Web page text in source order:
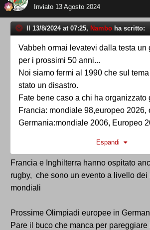
Inviato 13 Agosto 2024
Il 13/8/2024 at 07:25, Nambo ha scritto:
Vabbeh ormai levatevi dalla testa un
per i prossimi 50 anni...
Noi siamo fermi al 1990 che sul
stato un disastro.
Fate bene caso a chi ha organizzato
Francia: mondiale 98,europeo 2026,
Germania:mondiale 2006, Europeo
mezzo finali di Champions ogni 2/3
Giusto per fare capire il fiasco del
fatto seguito a nulla
Espandi
Francia e Inghilterra hanno ospitato
rugby, che sono un evento a livello dei
mondiali
Prossime Olimpiadi europee in
Pare il buco che manca per